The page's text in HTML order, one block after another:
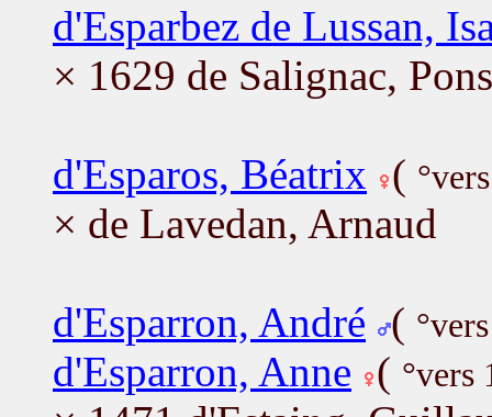
d'Esparbez de Lussan,
× 1629 de Salignac, Pons
d'Esparos, Béatrix (
× de Lavedan, Arnaud
d'Esparron, André (
d'Esparron, Anne ( °vers